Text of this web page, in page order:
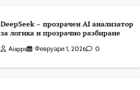
DeepSeek – прозрачен AI анализатор
за логика и прозрачно разбиране
Aiapps Февруари 1, 2026 0